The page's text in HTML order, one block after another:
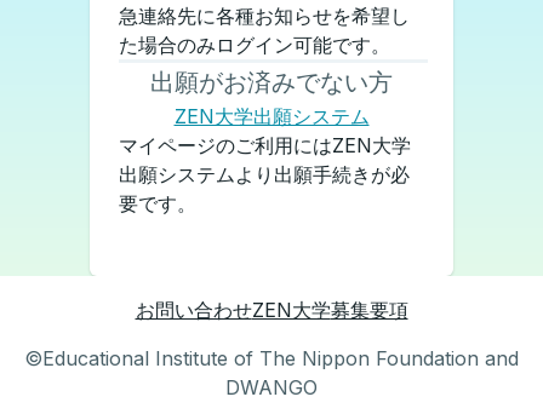
急連絡先に各種お知らせを希望し
た場合のみログイン可能です。
出願がお済みでない方
ZEN大学出願システム
マイページのご利用にはZEN大学
出願システムより出願手続きが必
要です。
お問い合わせZEN大学募集要項
©Educational Institute of The Nippon Foundation and
DWANGO